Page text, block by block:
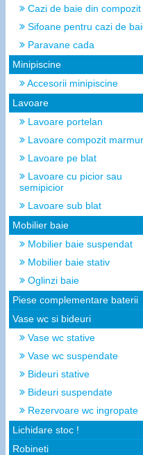
Cazi de baie din compozit
Sifoane pentru cazi de
Paravane cada
Minipiscine
Accesorii minipiscine
Lavoare
Lavoare portelan
Lavoare compozit
Lavoare pe blat
Lavoare cu picior sau
semipicior
Lavoare sub blat
Mobilier baie
Mobilier baie suspendat
Mobilier baie stativ
Oglinzi baie
Piese complementare baterii
Vase wc si bideuri
Vase wc stative
Vase wc suspendate
Bideuri stative
Bideuri suspendate
Rezervoare wc ingropate
Lichidare stoc !
Robineti